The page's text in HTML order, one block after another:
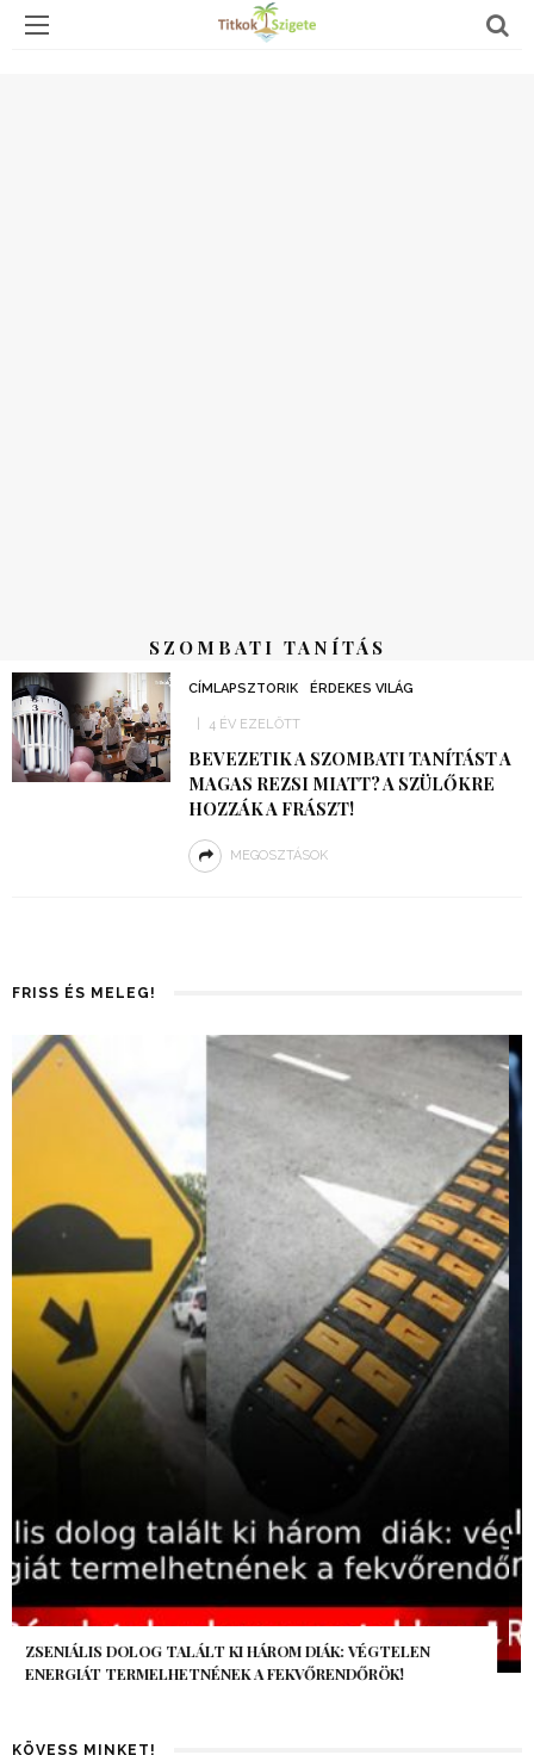
SZOMBATI TANÍTÁS
CÍMLAPSZTORIK ÉRDEKES VILÁG
4 ÉV EZELŐTT
BEVEZETIK A SZOMBATI TANÍTÁST A
MAGAS REZSI MIATT? A SZÜLŐKRE
HOZZÁK A FRÁSZT!
MEGOSZTÁSOK
FRISS ÉS MELEG!
AZ AI-VILÁGVÉGE ÁRNYÉKA, CSAK PÁR ÓRA VOLT, MÉGIS AZ
EGÉSZ VILÁG MEGÉREZTE…
KÖVESS MINKET!